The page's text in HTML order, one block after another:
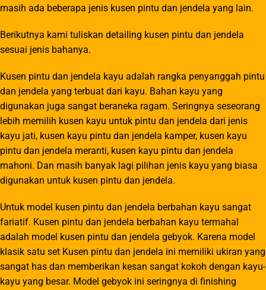
masih ada beberapa jenis kusen pintu dan jendela yang lain.
Berikutnya kami tuliskan detailing kusen pintu dan jendela
sesuai jenis bahanya.
Kusen pintu dan jendela kayu adalah rangka penyanggah pintu
dan jendela yang terbuat dari kayu. Bahan kayu yang
digunakan juga sangat beraneka ragam. Seringnya seseorang
lebih memilih kusen kayu untuk pintu dan jendela dari jenis
kayu jati, kusen kayu pintu dan jendela kamper, kusen kayu
pintu dan jendela meranti, kusen kayu pintu dan jendela
mahoni. Dan masih banyak lagi pilihan jenis kayu yang biasa
digunakan untuk kusen pintu dan jendela.
Untuk model kusen pintu dan jendela berbahan kayu sangat
fariatif. Kusen pintu dan jendela berbahan kayu termahal
adalah model kusen pintu dan jendela gebyok. Karena model
klasik satu set Kusen pintu dan jendela ini memiliki ukiran yang
sangat has dan memberikan kesan sangat kokoh dengan kayu-
kayu yang besar. Model gebyok ini seringnya di finishing